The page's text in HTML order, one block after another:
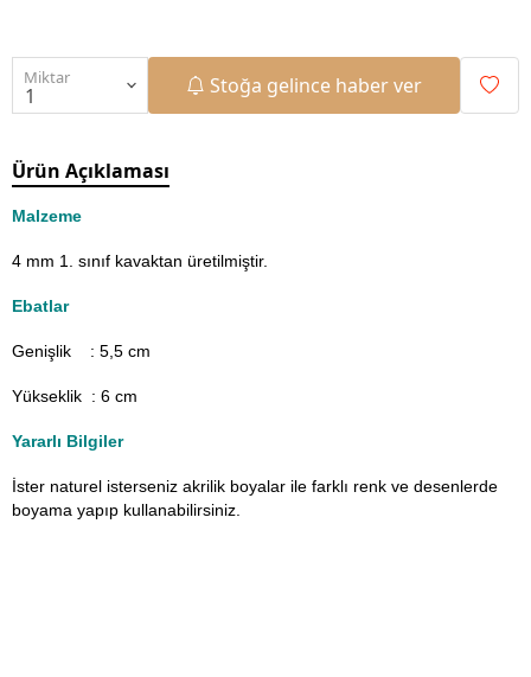
Miktar Stoğa gelince haber ver
Ürün Açıklaması
Malzeme
4 mm 1. sınıf kavaktan üretilmiştir.
Ebatlar
Genişlik : 5,5 cm
Yükseklik : 6 cm
Yararlı Bilgiler
İster naturel isterseniz akrilik boyalar ile farklı renk ve desenlerde
boyama yapıp kullanabilirsiniz.